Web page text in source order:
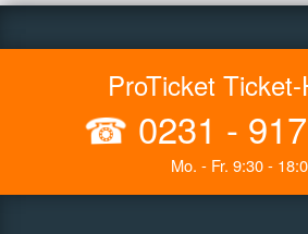
ProTicket
☎ 0231 -
Mo. - Fr. 9:30 -